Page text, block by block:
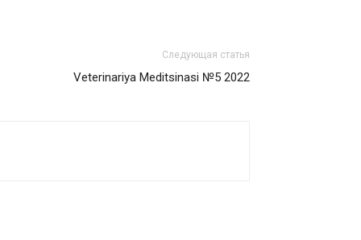
Следующая статья
Veterinariya Meditsinasi №5 2022